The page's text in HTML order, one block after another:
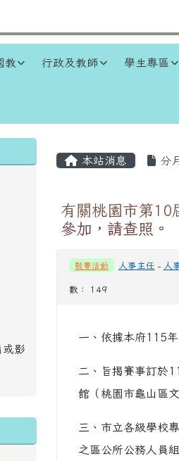
訊網
教 行政及教師 學生專區
或影
主內容區域
本站消息 分
有關桃園市第10
參加，請查照。
競賽活動 人事主任 - 人
數： 149
一、依據本府115
二、旨揭賽事訂於
館（桃園市龜山區
三、市立各級學校
之區公所公務人員